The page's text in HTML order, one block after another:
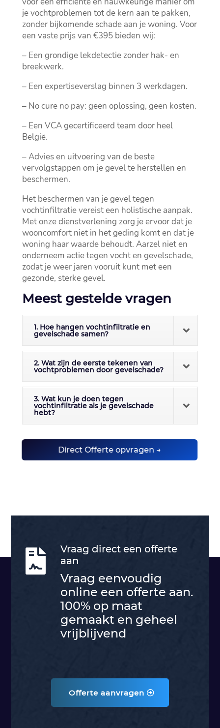
je vochtproblemen tot de kern aan te pakken,
zonder bijkomende schade aan je woning.​ Voor
een vaste prijs van €395 bieden wij:
– Een grondige lekdetectie zonder hak- en
breekwerk.​
– Een expertiseverslag binnen 3 werkdagen.​
– No cure no pay: geen oplossing, geen kosten.​
– Een VCA gecertificeerd team door heel
België.​
– Advies en uitvoering van de beste
vervolgstappen om je gevel te herstellen en
beschermen.​
Het beschermen van je gevel tegen
vochtinfiltratie vereist een holistische aanpak.​
Met onze dienstverlening zorg je ervoor dat je
wooncomfort niet in het geding komt en dat je
woning haar waarde behoudt.​ Aarzel niet en
onderneem actie tegen vocht en gevelschade,
zodat je weer jaren vooruit kunt met een
gezonde, sterke gevel.​
Meest gestelde vragen
1. Hoe hangen vochtinfiltratie en
gevelschade samen?
2. Wat zijn de eerste tekenen van
vochtproblemen door gevelschade?
3. Wat kun je doen tegen
vochtinfiltratie als je gevelschade
hebt?
Direct Offerte opvragen →

Vraag direct een offerte
aan
Vraag eenvoudig
online een offerte aan.
100% op maat
gemaakt en geheel
vrijblijvend
Offerte aanvragen